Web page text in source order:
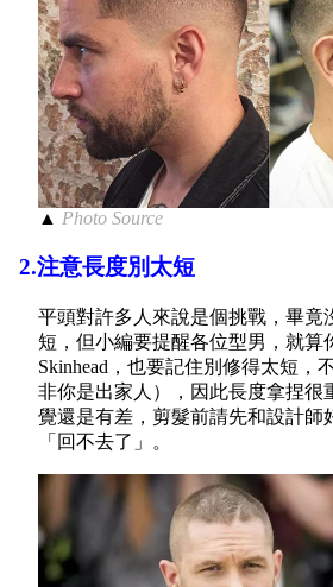
▲ Photo Source
2.注意長度別太短
平頭對許多人來說是個挑戰，畢竟
短，但小編要提醒各位型男，就算
Skinhead，也要記住別修得太短，
非你是出家人），因此長度拿捏很
覺還是有差，剪髮前請先和設計師
「回不去了」。